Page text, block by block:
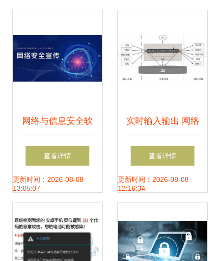
安全
网络与信息安全软
件开发 从零基础入
门到精通——基础
查看详情
更新时间：2026-08-08
13:05:07
实时输入输出 网络
与信息安全软件的
核心机制
查看详情
更新时间：2026-08-08
12:16:34